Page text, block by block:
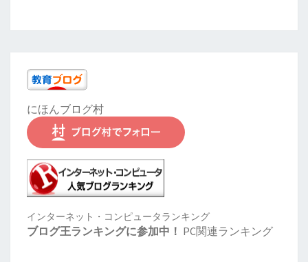
にほんブログ村
インターネット・コンピュータランキング
ブログ王ランキングに参加中！ PC関連ランキング